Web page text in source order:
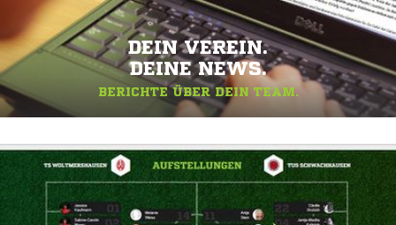
DEIN VEREIN.
DEINE NEWS.
BERICHTE ÜBER DEIN TEAM.